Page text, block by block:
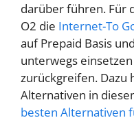
darüber führen. Für
O2 die Internet-To
auf Prepaid Basis
unterwegs
zurückgreifen. Dazu
Alternativen in
besten Alternativen